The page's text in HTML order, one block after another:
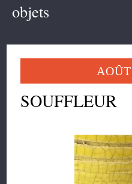
objets
AOÛT
SOUFFLEUR